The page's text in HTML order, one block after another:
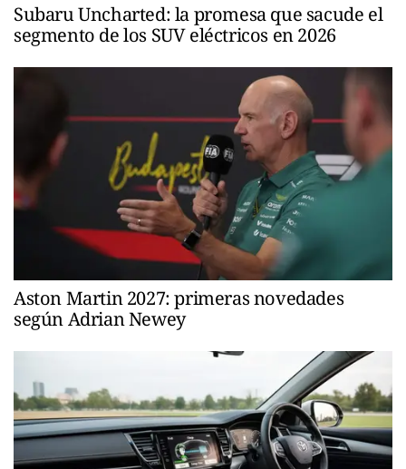
Subaru Uncharted: la promesa que sacude el
segmento de los SUV eléctricos en 2026
Aston Martin 2027: primeras novedades
según Adrian Newey